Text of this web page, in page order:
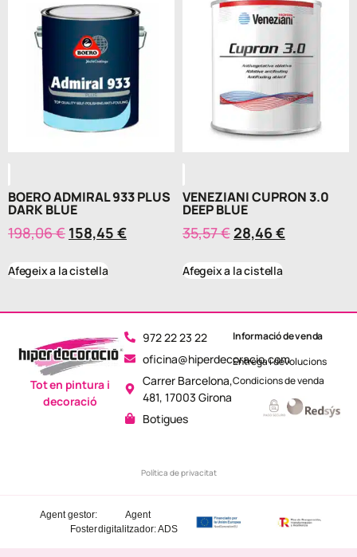
BOERO ADMIRAL 933 PLUS
DARK BLUE
198,06€ 158,45 €
Afegeix a la cistella
VENEZIANI CUPRON 3.0
DEEP BLUE
35,57€ 28,46€
Afegeix a la cistella
972 22 23 22
oficina@hiperdecoracio.com
Carrer Barcelona,
481, 17003 Girona
Botigues
Política de privacitat
Tot en pintura i
decoració
Informació de venda
Entrega i devolucions
Condicions de venda
Agent
digitalitzador: ADS
Agent gestor:
Foster